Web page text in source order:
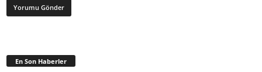
En Son Haberler